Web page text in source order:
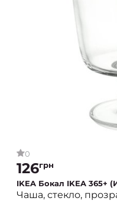
0
126грн
IKEA Бокал IKEA 365+
Чаша, стекло,